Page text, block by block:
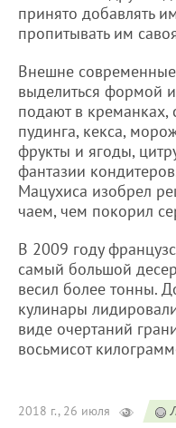
принято добавлять
пропитывать им
Внешне
выделиться формой
подают в креманках,
пудинга, кекса,
фрукты и ягоды,
фантазии
Мацухиса изобрел
чаем, чем покорил
В 2009 году
самый большой
весил более тонны.
кулинары
виде очертаний
восьмисот
2018 г., 26 июля